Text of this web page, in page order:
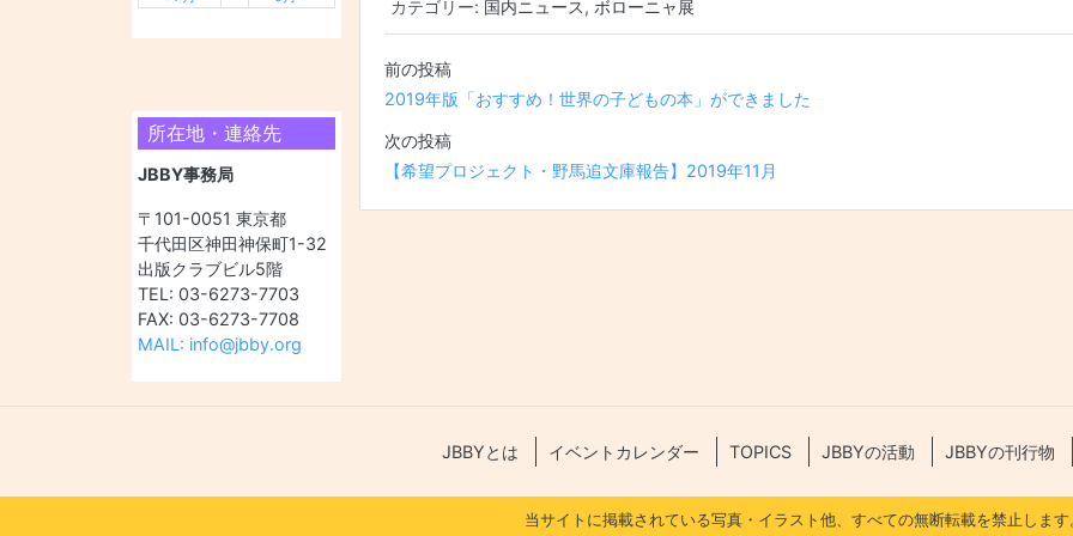
所在地・連絡先
JBBY事務局
〒101-0051 東京都
千代田区神田神保町1-32
出版クラブビル5階
TEL: 03-6273-7703
FAX: 03-6273-7708
MAIL: info@jbby.org
カテゴリー: 国内ニュース, ボローニャ展
投稿ナビゲーション
2019年版「おすすめ！世界の子どもの本」ができました
【希望プロジェクト・野馬追文庫報告】2019年11月
JBBYとは イベントカレンダー TOPICS JBBYの活動 JBBYの刊行物
当サイトに掲載されている写真・イラスト他、すべての無断転載を禁止します